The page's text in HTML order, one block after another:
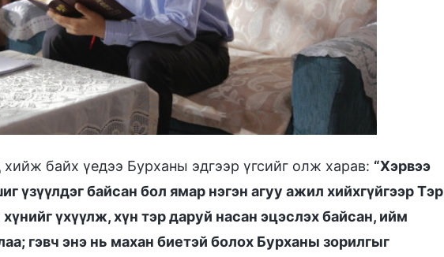
байх үедээ Бурханы эдгээр үгсийг олж харав: “Хэрвээ
үзүүлдэг байсан бол ямар нэгэн агуу ажил хийхгүйгээр Тэр
үхүүлж, хүн тэр даруй насан эцэслэх байсан, ийм
гэвч энэ нь махан биетэй болох Бурханы зорилгыг